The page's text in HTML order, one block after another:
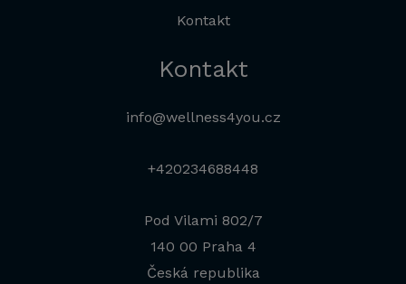
Kontakt
Kontakt
info@wellness4you.cz
+420234688448
Pod Vilami 802/7
140 00 Praha 4
Česká republika